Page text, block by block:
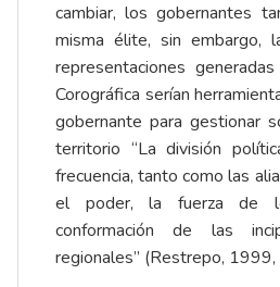
cambiar, los gobernantes
misma élite, sin embargo,
representaciones
Corográfica serían
gobernante para gestionar
territorio “La división
frecuencia, tanto como las
el poder, la fuerza de
conformación de las
regionales” (Restrepo, 1999,